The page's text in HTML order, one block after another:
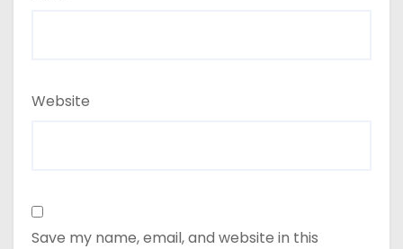
Website
Save my name, email, and website in this